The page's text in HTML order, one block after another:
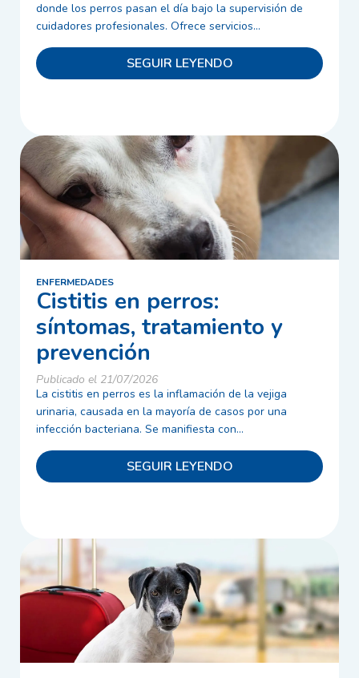
donde los perros pasan el día bajo la supervisión de
cuidadores profesionales. Ofrece servicios...
SEGUIR LEYENDO
ENFERMEDADES
Cistitis en perros:
síntomas, tratamiento y
prevención
Publicado el 21/07/2026
La cistitis en perros es la inflamación de la vejiga
urinaria, causada en la mayoría de casos por una
infección bacteriana. Se manifiesta con...
SEGUIR LEYENDO